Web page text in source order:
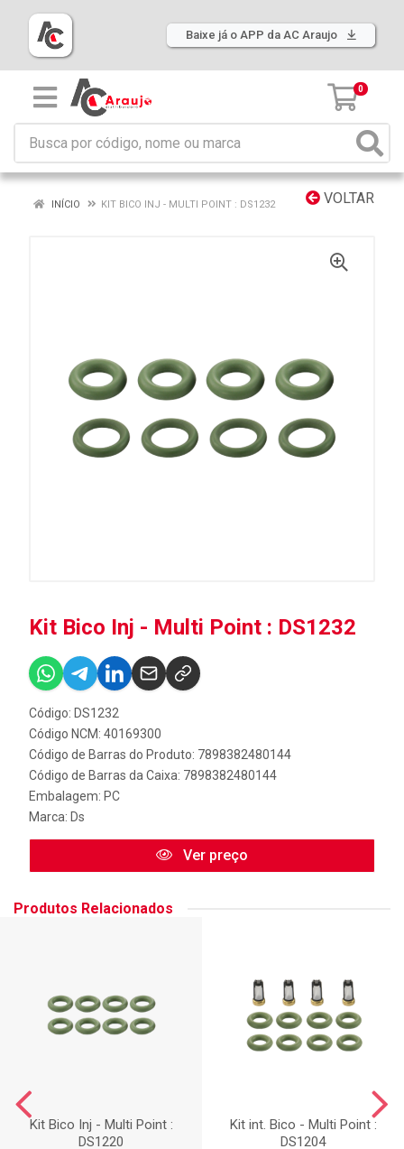
Baixe já o APP da AC Araujo
0
VOLTAR
INÍCIO KIT BICO INJ - MULTI POINT : DS1232
Kit Bico Inj - Multi Point : DS1232
Código: DS1232
Código NCM: 40169300
Código de Barras do Produto: 7898382480144
Código de Barras da Caixa: 7898382480144
Embalagem: PC
Marca: Ds
Ver preço
Produtos Relacionados
Kit Bico Inj - Multi Point :
DS1220
Kit int. Bico - Multi Point :
DS1204